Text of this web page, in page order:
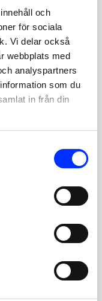
och
för sociala
Vi delar också
webbplats med
analyspartners
som du
in från din
FLEX
Add
Add